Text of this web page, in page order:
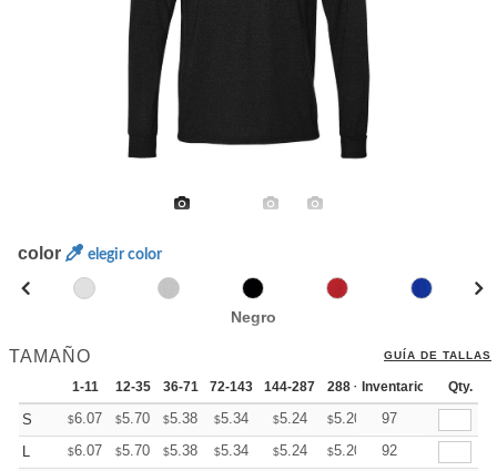
color elegir color
Negro
TAMAÑO GUÍA DE TALLAS
1-11 12-35 36-71 72-143 144-287 288 + Más
Inventario Qty.
S $6.07 $5.70 $5.38 $5.34 $5.24 $5.20 +
97
L
$6.07 $5.70 $5.38 $5.34 $5.24 $5.20 +
92